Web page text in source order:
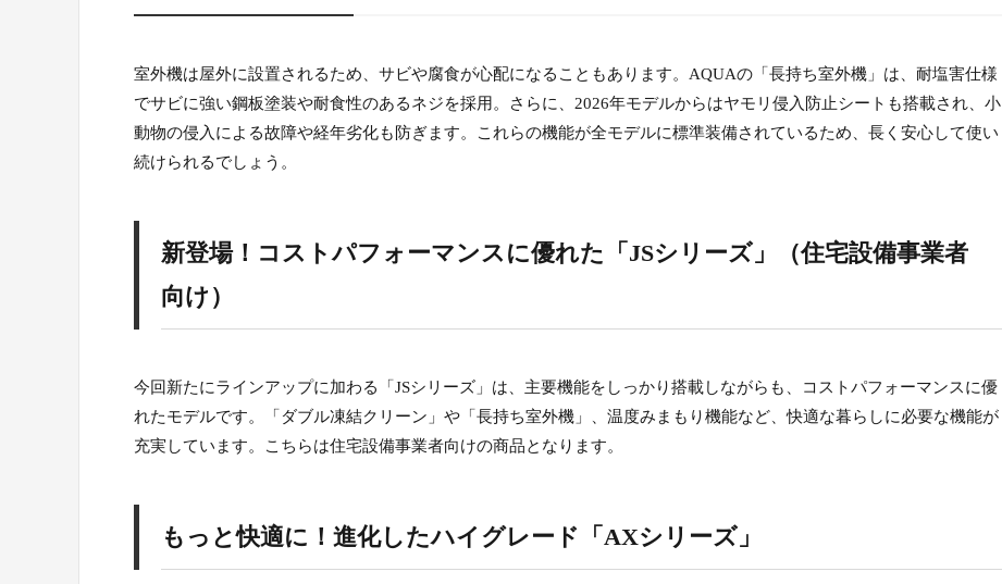
室外機は屋外に設置されるため、サビや腐食が心配になることもあります。AQUAの「長持ち室外機」は、耐塩害仕様
でサビに強い鋼板塗装や耐食性のあるネジを採用。さらに、2026年モデルからはヤモリ侵入防止シートも搭載され、小
動物の侵入による故障や経年劣化も防ぎます。これらの機能が全モデルに標準装備されているため、長く安心して使い
続けられるでしょう。
新登場！コストパフォーマンスに優れた「JSシリーズ」（住宅設備事業者
向け）
今回新たにラインアップに加わる「JSシリーズ」は、主要機能をしっかり搭載しながらも、コストパフォーマンスに優
れたモデルです。「ダブル凍結クリーン」や「長持ち室外機」、温度みまもり機能など、快適な暮らしに必要な機能が
充実しています。こちらは住宅設備事業者向けの商品となります。
もっと快適に！進化したハイグレード「AXシリーズ」